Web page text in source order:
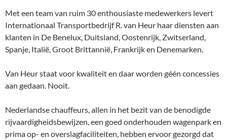
Met een team van ruim 30 enthousiaste medewerkers levert
Internationaal Transportbedrijf R. van Heur haar diensten aan
klanten in De Benelux, Duitsland, Oostenrijk, Zwitserland,
Spanje, Italië, Groot Brittannië, Frankrijk en Denemarken.
Van Heur staat voor kwaliteit en daar worden géén concessies
aan gedaan. Nooit.
Nederlandse chauffeurs, allen in het bezit van de benodigde
rijvaardigheidsbewijzen, een goed onderhouden wagenpark en
prima op- en overslagfaciliteiten, hebben ervoor gezorgd dat